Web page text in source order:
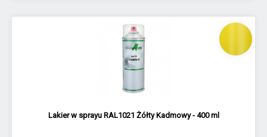
Lakier w sprayu RAL1021 Żółty Kadmowy - 400 ml